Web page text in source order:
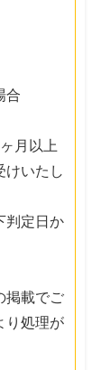
合
月以上
けいたし
判定日か
掲載でご
り処理が